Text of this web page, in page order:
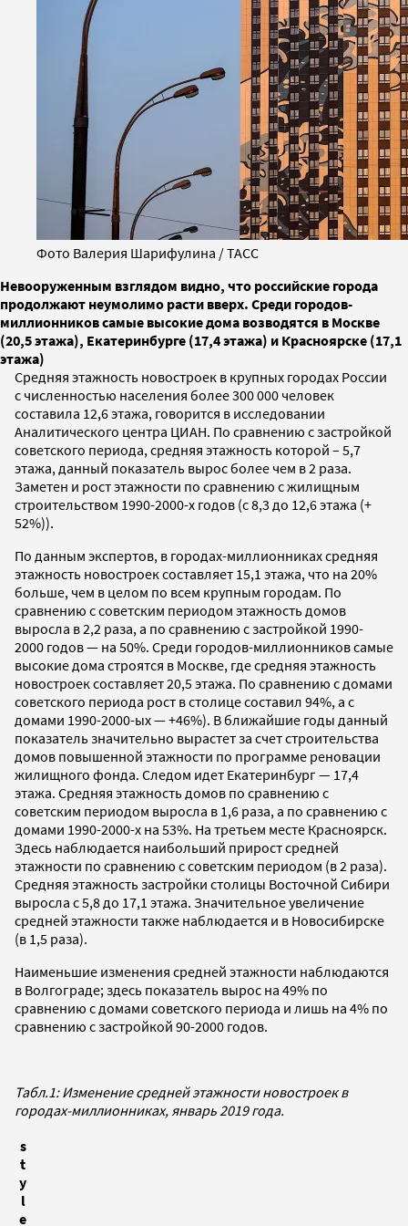
Фото Валерия Шарифулина / ТАСС
Невооруженным взглядом видно, что российские города
продолжают неумолимо расти вверх. Среди городов-
миллионников самые высокие дома возводятся в Москве
(20,5 этажа), Екатеринбурге (17,4 этажа) и Красноярске (17,1
этажа)
Средняя этажность новостроек в крупных городах России
с численностью населения более 300 000 человек
составила 12,6 этажа, говорится в исследовании
Аналитического центра ЦИАН. По сравнению с застройкой
советского периода, средняя этажность которой – 5,7
этажа, данный показатель вырос более чем в 2 раза.
Заметен и рост этажности по сравнению с жилищным
строительством 1990-2000-х годов (с 8,3 до 12,6 этажа (+
52%)).
По данным экспертов, в городах-миллионниках средняя
этажность новостроек составляет 15,1 этажа, что на 20%
больше, чем в целом по всем крупным городам. По
сравнению с советским периодом этажность домов
выросла в 2,2 раза, а по сравнению с застройкой 1990-
2000 годов — на 50%. Среди городов-миллионников самые
высокие дома строятся в Москве, где средняя этажность
новостроек составляет 20,5 этажа. По сравнению с домами
советского периода рост в столице составил ­94%, а с
домами 1990-2000-ых — +46%). В ближайшие годы данный
показатель значительно вырастет за счет строительства
домов повышенной этажности по программе реновации
жилищного фонда. Следом идет Екатеринбург ­— 17,4
этажа. Средняя этажность домов по сравнению с
советским периодом выросла в 1,6 раза, а по сравнению с
домами 1990-2000-х на 53%. На третьем месте Красноярск.
Здесь наблюдается наибольший прирост средней
этажности по сравнению с советским периодом (в 2 раза).
Средняя этажность застройки столицы Восточной Сибири
выросла с 5,8 до 17,1 этажа. Значительное увеличение
средней этажности также наблюдается и в Новосибирске
(в 1,5 раза).
Наименьшие изменения средней этажности наблюдаются
в Волгограде; здесь показатель вырос на 49% по
сравнению с домами советского периода и лишь на 4% по
сравнению с застройкой 90-2000 годов.
Табл.1: Изменение средней этажности новостроек в
городах-миллионниках, январь 2019 года.
s
t
y
l
e